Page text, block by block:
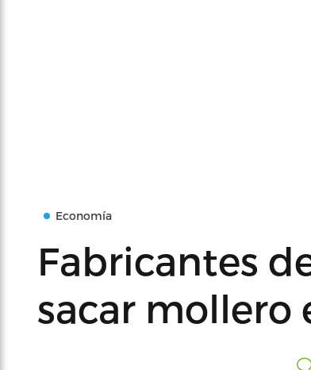
Economía
Fabricantes
sacar mollero